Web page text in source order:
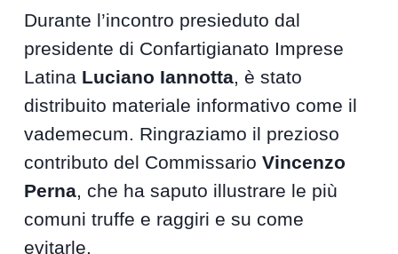
Durante l’incontro presieduto dal
presidente di Confartigianato Imprese
Latina Luciano Iannotta , è stato
distribuito materiale informativo come il
vademecum. Ringraziamo il prezioso
contributo del CommissarioVincenzo
Perna , che ha saputo illustrare le più
comuni truffe e raggiri e su come
evitarle.